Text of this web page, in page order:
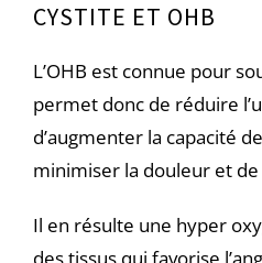
CYSTITE ET OHB
L’OHB est connue pour
permet donc de réduire
d’augmenter la capacité
minimiser la douleur et
Il en résulte une hyper